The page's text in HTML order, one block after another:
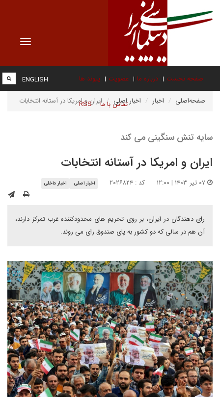
Toggle
صفحه نخست درباره ما عضویت پیوند ها
تماس با ما RSS
ENGLISH
صفحه‌اصلی اخبار اخبار اصلی ایران و امریکا در آستانه انتخابات
سایه تنش سنگینی می کند
ایران و امریکا در آستانه انتخابات
کد : ۲۰۲۶۸۲۴ اخبار اصلی اخبار داخلی
رای دهندگان در ایران، بر روی تحریم های محدودکننده غرب تمرکز دارند،
آن هم در سالی که دو کشور به پای صندوق رای می روند.